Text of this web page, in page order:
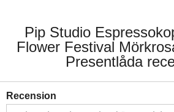
Pip Studio
Flower Festival
Presentlåda
Recension